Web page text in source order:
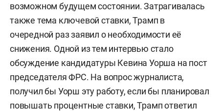
возможном будущем состоянии. Затрагивалась
также тема ключевой ставки, Трамп в
очередной раз заявил о необходимости её
снижения. Одной из тем интервью стало
обсуждение кандидатуры Кевина Уорша на пост
председателя ФРС. На вопрос журналиста,
получил бы Уорш эту работу, если бы планировал
повышать процентные ставки, Трамп ответил